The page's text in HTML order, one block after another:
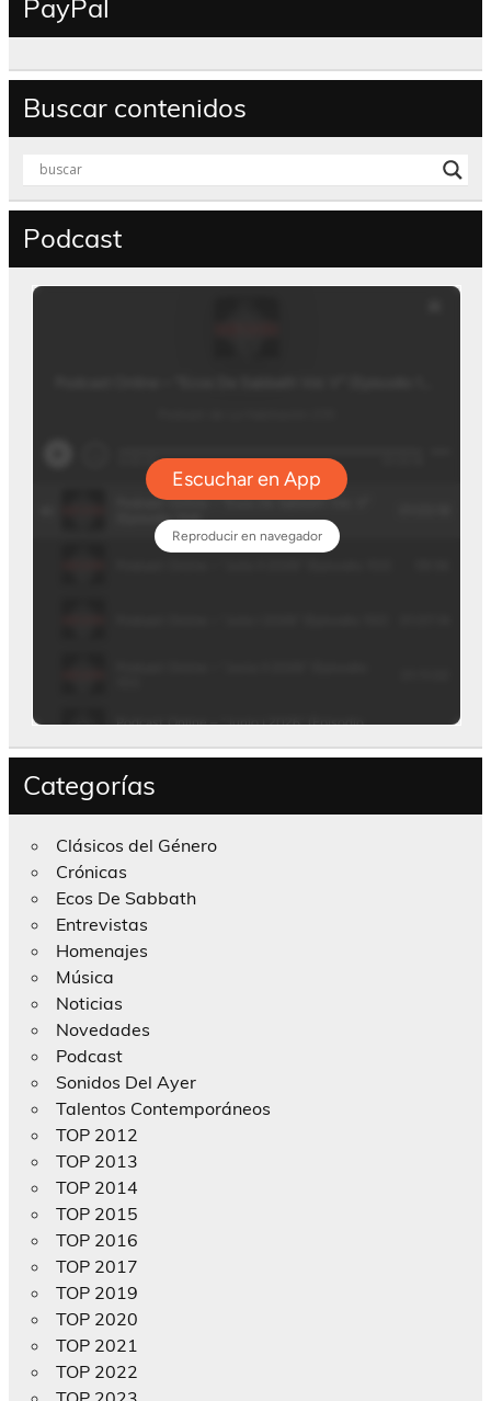
PayPal
Buscar contenidos
Podcast
Categorías
Clásicos del Género
Crónicas
Ecos De Sabbath
Entrevistas
Homenajes
Música
Noticias
Novedades
Podcast
Sonidos Del Ayer
Talentos Contemporáneos
TOP 2012
TOP 2013
TOP 2014
TOP 2015
TOP 2016
TOP 2017
TOP 2019
TOP 2020
TOP 2021
TOP 2022